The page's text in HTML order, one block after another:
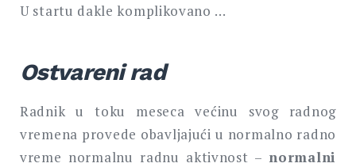
U startu dakle komplikovano …
Ostvareni rad
Radnik u toku meseca većinu svog radnog
vremena provede obavljajući u normalno radno
vreme normalnu radnu aktivnost – normalni